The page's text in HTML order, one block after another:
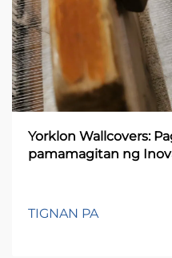
Yorklon Wallcovers:
pamamagitan ng
TIGNAN PA